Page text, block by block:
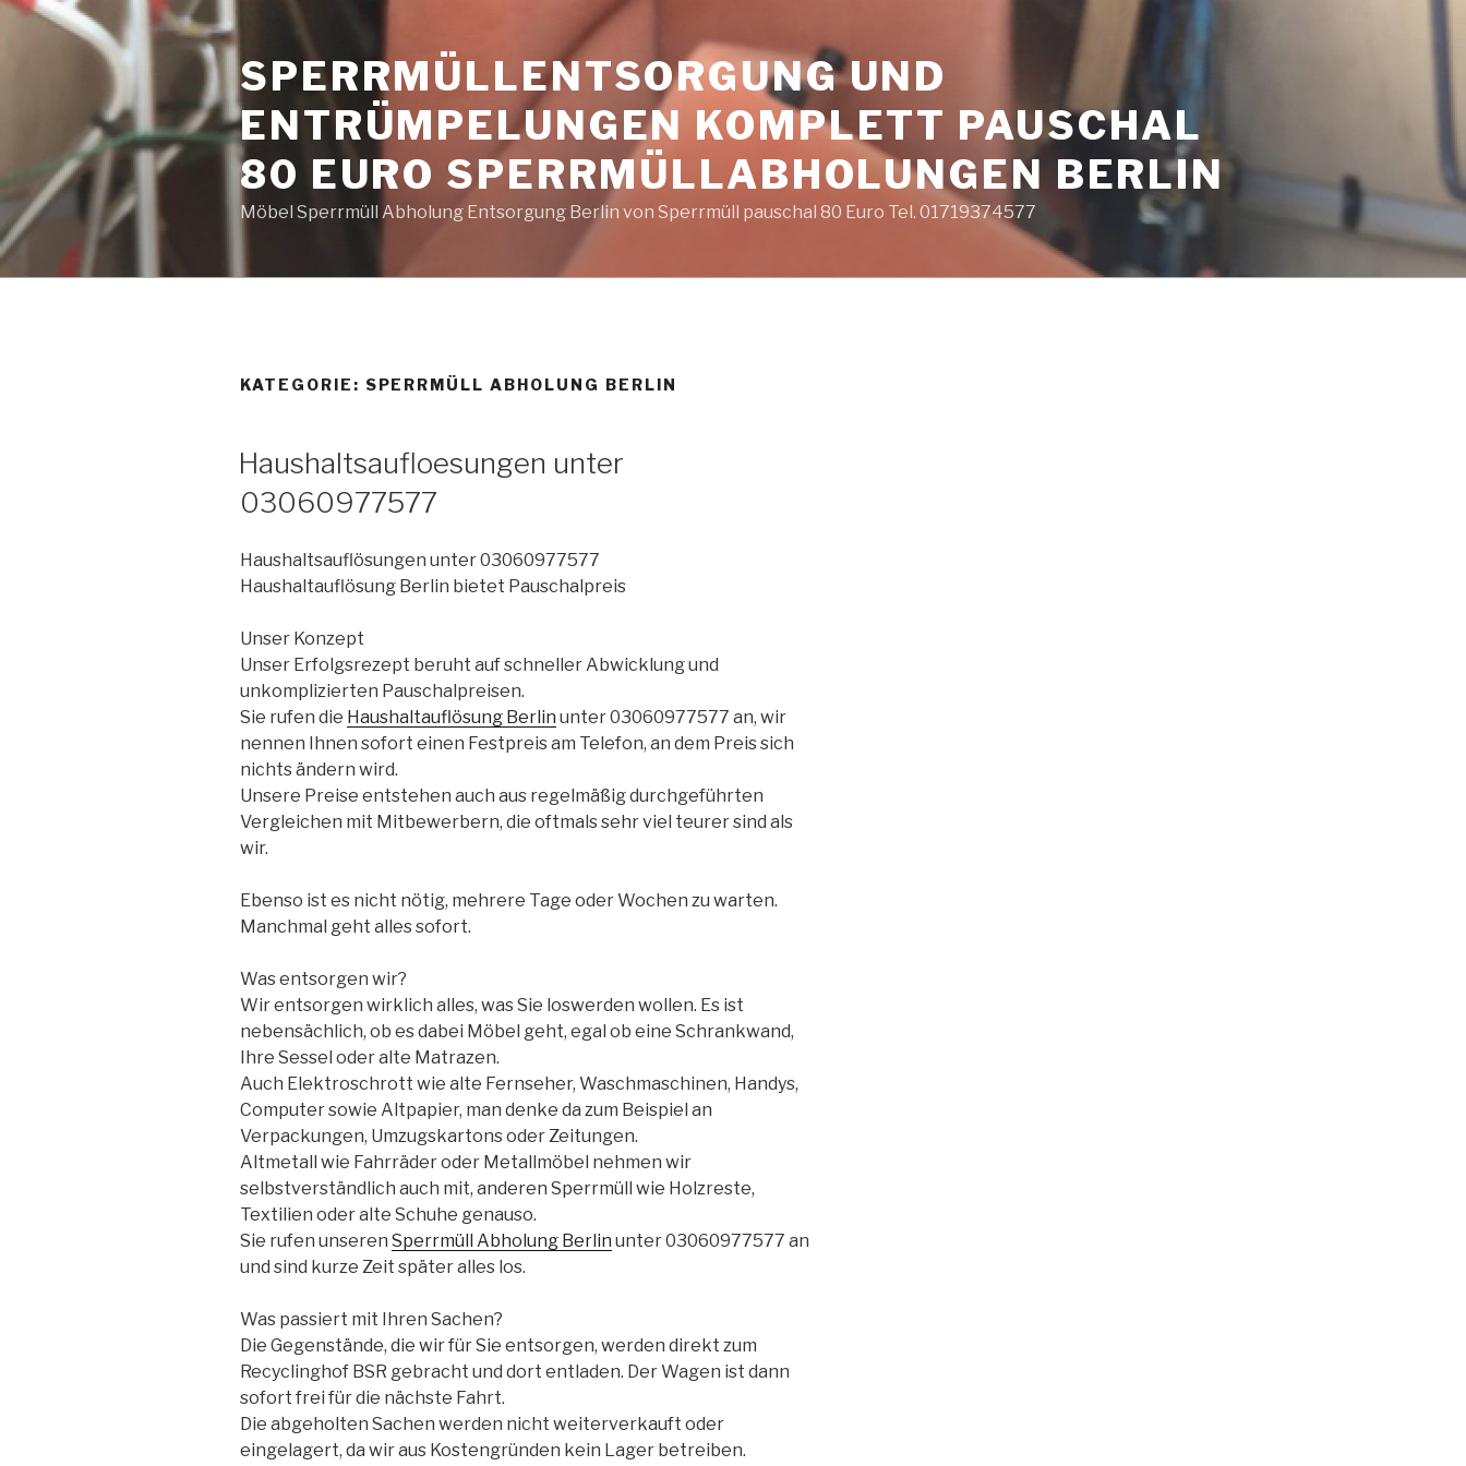
Zum
SPERRMÜLLENTSORGUNG UND
ENTRÜMPELUNGEN KOMPLETT PAUSCHAL
80 EURO SPERRMÜLLABHOLUNGEN BERLIN
Möbel Sperrmüll Abholung Entsorgung Berlin von Sperrmüll pauschal 80 Euro Tel. 01719374577
KATEGORIE: SPERRMÜLL ABHOLUNG BERLIN
AM
Haushaltsaufloesungen unter
03060977577
Haushaltsauflösungen unter 03060977577
Haushaltauflösung Berlin bietet Pauschalpreis
Unser Konzept
Unser Erfolgsrezept beruht auf schneller Abwicklung und
unkomplizierten Pauschalpreisen.
Sie rufen die Haushaltauflösung Berlin unter 03060977577 an, wir
nennen Ihnen sofort einen Festpreis am Telefon, an dem Preis sich
nichts ändern wird.
Unsere Preise entstehen auch aus regelmäßig durchgeführten
Vergleichen mit Mitbewerbern, die oftmals sehr viel teurer sind als
wir.
Ebenso ist es nicht nötig, mehrere Tage oder Wochen zu warten.
Manchmal geht alles sofort.
Was entsorgen wir?
Wir entsorgen wirklich alles, was Sie loswerden wollen. Es ist
nebensächlich, ob es dabei Möbel geht, egal ob eine Schrankwand,
Ihre Sessel oder alte Matrazen.
Auch Elektroschrott wie alte Fernseher, Waschmaschinen, Handys,
Computer sowie Altpapier, man denke da zum Beispiel an
Verpackungen, Umzugskartons oder Zeitungen.
Altmetall wie Fahrräder oder Metallmöbel nehmen wir
selbstverständlich auch mit, anderen Sperrmüll wie Holzreste,
Textilien oder alte Schuhe genauso.
Sie rufen unseren Sperrmüll Abholung Berlin unter 03060977577 an
und sind kurze Zeit später alles los.
Was passiert mit Ihren Sachen?
Die Gegenstände, die wir für Sie entsorgen, werden direkt zum
Recyclinghof BSR gebracht und dort entladen. Der Wagen ist dann
sofort frei für die nächste Fahrt.
Die abgeholten Sachen werden nicht weiterverkauft oder
eingelagert, da wir aus Kostengründen kein Lager betreiben.